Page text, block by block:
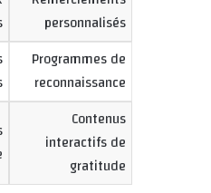
personnalisés
Programmes de
reconnaissance
Contenus
interactifs de
gratitude